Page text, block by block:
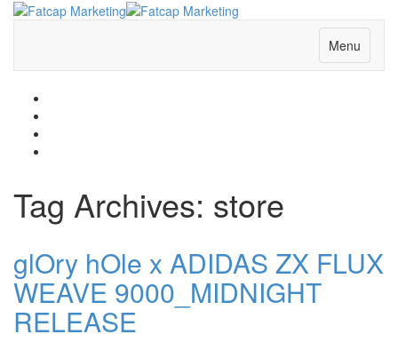
Menu
Tag Archives: store
glOry hOle x ADIDAS ZX FLUX
WEAVE 9000_MIDNIGHT
RELEASE